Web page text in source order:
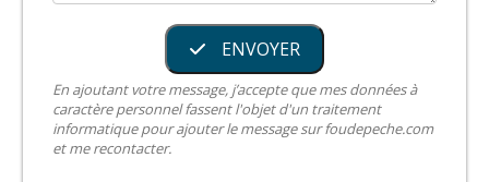
ENVOYER
En ajoutant votre message, j’accepte que mes données à
caractère personnel fassent l'objet d'un traitement
informatique pour ajouter le message sur foudepeche.com
et me recontacter.